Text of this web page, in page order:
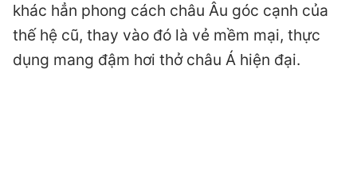
khác hẳn phong cách châu Âu góc cạnh của
thế hệ cũ, thay vào đó là vẻ mềm mại, thực
dụng mang đậm hơi thở châu Á hiện đại.